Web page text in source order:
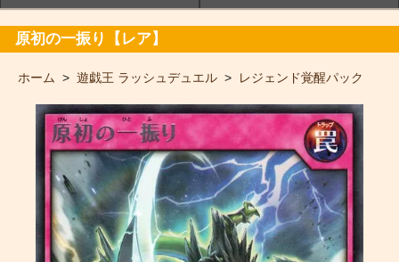
原初の一振り【レア】
ホーム > 遊戯王 ラッシュデュエル > レジェンド覚醒パック